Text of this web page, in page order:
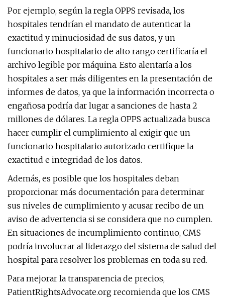
Por ejemplo, según la regla OPPS revisada, los
hospitales tendrían el mandato de autenticar la
exactitud y minuciosidad de sus datos, y un
funcionario hospitalario de alto rango certificaría el
archivo legible por máquina. Esto alentaría a los
hospitales a ser más diligentes en la presentación de
informes de datos, ya que la información incorrecta o
engañosa podría dar lugar a sanciones de hasta 2
millones de dólares. La regla OPPS actualizada busca
hacer cumplir el cumplimiento al exigir que un
funcionario hospitalario autorizado certifique la
exactitud e integridad de los datos.
Además, es posible que los hospitales deban
proporcionar más documentación para determinar
sus niveles de cumplimiento y acusar recibo de un
aviso de advertencia si se considera que no cumplen.
En situaciones de incumplimiento continuo, CMS
podría involucrar al liderazgo del sistema de salud del
hospital para resolver los problemas en toda su red.
Para mejorar la transparencia de precios,
PatientRightsAdvocate.org recomienda que los CMS